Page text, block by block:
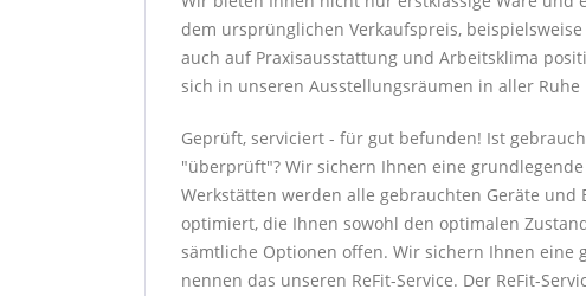
dem ursprünglichen Verkaufspreis,
auch auf Praxisausstattung und Arbeitsklima
sich in unseren Ausstellungsräumen in aller
Geprüft, serviciert - für gut befunden! Ist
"überprüft"? Wir sichern Ihnen eine
Werkstätten werden alle gebrauchten Geräte
optimiert, die Ihnen sowohl den optimalen
sämtliche Optionen offen. Wir sichern Ihnen eine
nennen das unseren ReFit-Service. Der ReFit-